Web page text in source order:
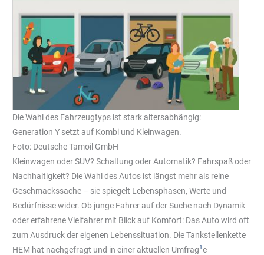
Die Wahl des Fahrzeugtyps ist stark altersabhängig:
Generation Y setzt auf Kombi und Kleinwagen.
Foto: Deutsche Tamoil GmbH
Kleinwagen oder SUV? Schaltung oder Automatik? Fahrspaß oder
Nachhaltigkeit? Die Wahl des Autos ist längst mehr als reine
Geschmackssache – sie spiegelt Lebensphasen, Werte und
Bedürfnisse wider. Ob junge Fahrer auf der Suche nach Dynamik
oder erfahrene Vielfahrer mit Blick auf Komfort: Das Auto wird oft
zum Ausdruck der eigenen Lebenssituation. Die Tankstellenkette
HEM hat nachgefragt und in einer aktuellen Umfrag1e